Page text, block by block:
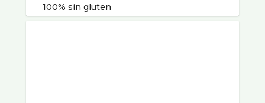
100% sin gluten